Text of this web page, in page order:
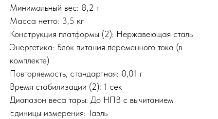
Минимальный вес: 8,2 г
Масса нетто: 3,5 кг
Конструкция платформы (2): Нержавеющая сталь
Энергетика: Блок питания переменного тока (в
комплекте)
Повторяемость, стандартная: 0,01 г
Время стабилизации (2): 1 сек
Диапазон веса тары: До НПВ с вычитанием
Единицы измерения: Таэль